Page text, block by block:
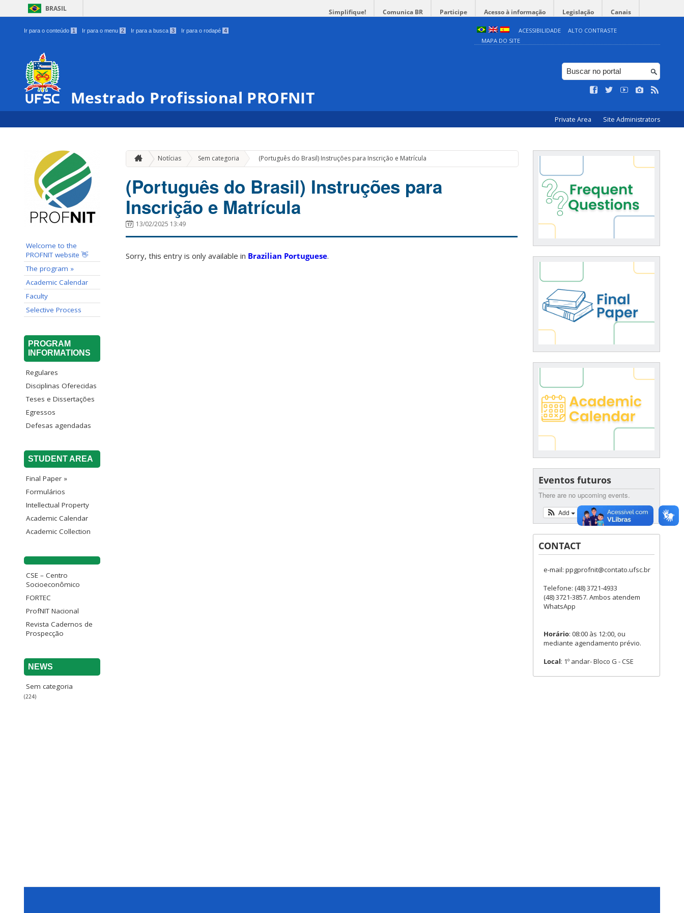
BRASIL Simplifique! Comunica BR Participe Acesso à informação Legislação Canais
Ir para o conteúdo 1 Ir para o menu 2 Ir para a busca 3 Ir para o rodapé 4 ACESSIBILIDADE
ALTO CONTRASTE
MAPA DO SITE
Mestrado Profissional PROFNIT
Private Area Site Administrators
Welcome to the
PROFNIT website 👋
The program »
Academic Calendar
Faculty
Selective Process
PROGRAM
INFORMATIONS
Regulares
Disciplinas Oferecidas
Teses e Dissertações
Egressos
Defesas agendadas
STUDENT AREA
Final Paper »
Formulários
Intellectual Property
Academic Calendar
Academic Collection
CSE – Centro
Socioeconômico
FORTEC
ProfNIT Nacional
Revista Cadernos de
Prospecção
NEWS
Sem categoria
(224)
Notícias Sem categoria » (Português do Brasil) Instruções para Inscrição e Matrícula
(Português do Brasil) Instruções para
Inscrição e Matrícula
13/02/2025 13:49
Sorry, this entry is only available in Brazilian Portuguese.
Eventos futuros
There are no upcoming events.
View Calendar
Add
CONTACT
e-mail: ppgprofnit@contato.ufsc.br
Telefone: (48) 3721-4933
(48) 3721-3857. Ambos atendem
WhatsApp
Horário: 08:00 às 12:00, ou
mediante agendamento prévio.
Local: 1º andar- Bloco G - CSE